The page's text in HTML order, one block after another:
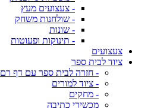
- צעצועים מעץ
- שולחנות משחק
- שונות
- תינוקות ופעוטות
צעצועים
ציוד לבית ספר
- חזרה לבית ספר עם דף רם
- ציוד למורים
- מחקים
מכשירי כתיבה